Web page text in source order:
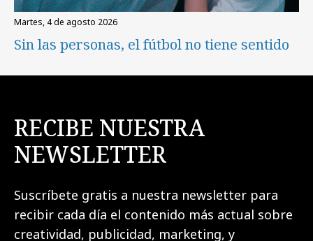
martes, 4 de agosto 2026
Sin las personas, el fútbol no tiene sentido
RECIBE NUESTRA
NEWSLETTER
Suscríbete gratis a nuestra newsletter para
recibir cada día el contenido más actual sobre
creatividad, publicidad, marketing, y